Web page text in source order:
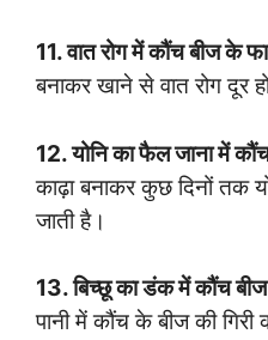
11. वात रोग में कौंच बीज के
बनाकर खाने से वात रोग दूर
12. योनि का फैल जाना में
काढ़ा बनाकर कुछ दिनों तक
जाती है।
13. बिच्छू का डंक में कौंच
पानी में कौंच के बीज की